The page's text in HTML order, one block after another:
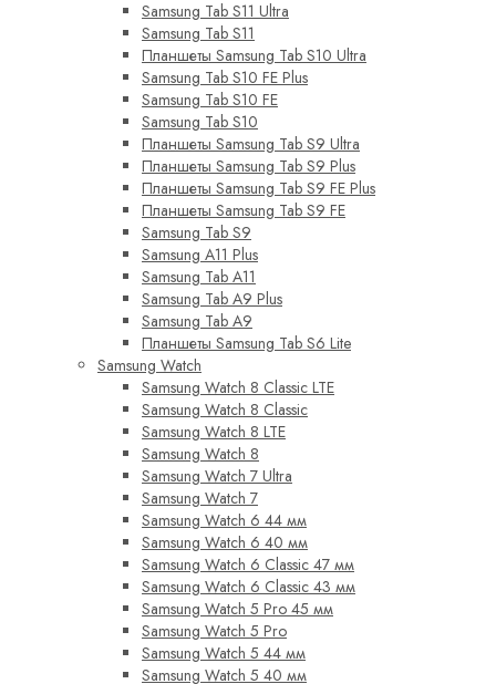
Samsung Tab S11 Ultra
Samsung Tab S11
Планшеты Samsung Tab S10 Ultra
Samsung Tab S10 FE Plus
Samsung Tab S10 FE
Samsung Tab S10
Планшеты Samsung Tab S9 Ultra
Планшеты Samsung Tab S9 Plus
Планшеты Samsung Tab S9 FE Plus
Планшеты Samsung Tab S9 FE
Samsung Tab S9
Samsung A11 Plus
Samsung Tab A11
Samsung Tab A9 Plus
Samsung Tab A9
Планшеты Samsung Tab S6 Lite
Samsung Watch
Samsung Watch 8 Classic LTE
Samsung Watch 8 Classic
Samsung Watch 8 LTE
Samsung Watch 8
Samsung Watch 7 Ultra
Samsung Watch 7
Samsung Watch 6 44 мм
Samsung Watch 6 40 мм
Samsung Watch 6 Classic 47 мм
Samsung Watch 6 Classic 43 мм
Samsung Watch 5 Pro 45 мм
Samsung Watch 5 Pro
Samsung Watch 5 44 мм
Samsung Watch 5 40 мм